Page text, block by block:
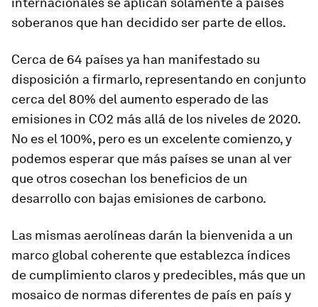
soberanos que han decidido ser parte de ellos.
Cerca de 64 países ya han manifestado su
disposición a firmarlo, representando en conjunto
cerca del 80% del aumento esperado de las
emisiones in CO2 más allá de los niveles de 2020.
No es el 100%, pero es un excelente comienzo, y
podemos esperar que más países se unan al ver
que otros cosechan los beneficios de un
desarrollo con bajas emisiones de carbono.
Las mismas aerolíneas darán la bienvenida a un
marco global coherente que establezca índices
de cumplimiento claros y predecibles, más que un
mosaico de normas diferentes de país en país y